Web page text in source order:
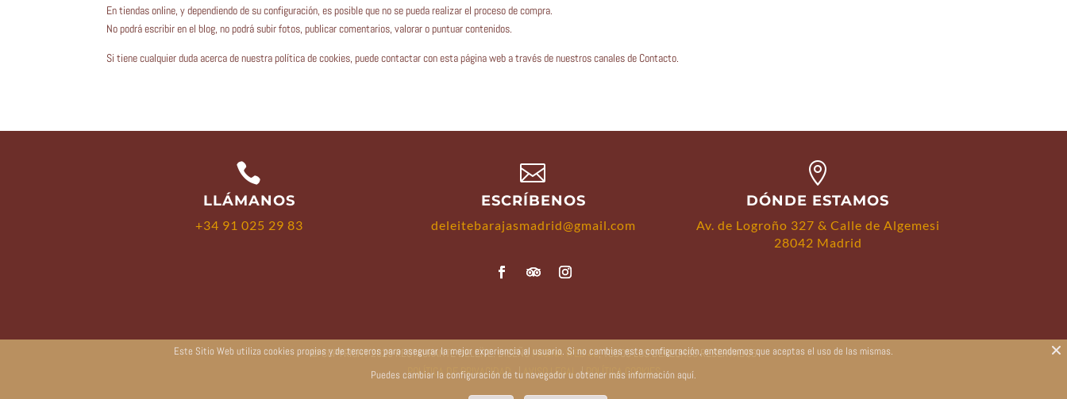
En tiendas online, y dependiendo de su configuración, es posible que no se pueda realizar el proceso de compra.
No podrá escribir en el blog, no podrá subir fotos, publicar comentarios, valorar o puntuar contenidos.
Si tiene cualquier duda acerca de nuestra política de cookies, puede contactar con esta página web a través de nuestros canales de Contacto.

LLÁMANOS
+34 91 025 29 83

ESCRÍBENOS
deleitebarajasmadrid@gmail.com

DÓNDE ESTAMOS
Av. de Logroño 327 & Calle de Algemesi
28042 Madrid
© COPYRIGHT 2025 RESTAURANTE DELEÏTE. DISEÑO PAGINA WEB 4U, TODOS LOS DERECHOS RESERVADOS
POLÍTICA DE PRIVACIDAD | AVISO LEGAL|POLÍTICA COOKIES
Este Sitio Web utiliza cookies propias y de terceros para asegurar la mejor experiencia al usuario. Si no cambias esta configuración, entendemos que aceptas el uso de las mismas.
Puedes cambiar la configuración de tu navegador u obtener más información aquí.